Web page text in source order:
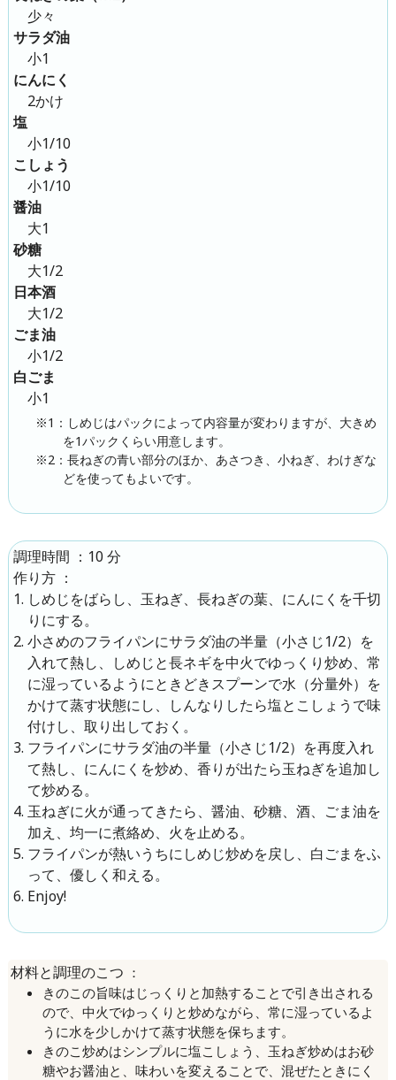
少々
サラダ油
小1
にんにく
2かけ
塩
小1/10
こしょう
小1/10
醤油
大1
砂糖
大1/2
日本酒
大1/2
ごま油
小1/2
白ごま
小1
※1：しめじはパックによって内容量が変わりますが、大きめ
を1パックくらい用意します。
※2：長ねぎの青い部分のほか、あさつき、小ねぎ、わけぎな
どを使ってもよいです。
調理時間 ： 10 分
作り方
：
しめじをばらし、玉ねぎ、長ねぎの葉、にんにくを千切
りにする。
小さめのフライパンにサラダ油の半量（小さじ1/2）を
入れて熱し、しめじと長ネギを中火でゆっくり炒め、常
に湿っているようにときどきスプーンで水（分量外）を
かけて蒸す状態にし、しんなりしたら塩とこしょうで味
付けし、取り出しておく。
フライパンにサラダ油の半量（小さじ1/2）を再度入れ
て熱し、にんにくを炒め、香りが出たら玉ねぎを追加し
て炒める。
玉ねぎに火が通ってきたら、醤油、砂糖、酒、ごま油を
加え、均一に煮絡め、火を止める。
フライパンが熱いうちにしめじ炒めを戻し、白ごまをふ
って、優しく和える。
Enjoy!
材料と調理のこつ
：
きのこの旨味はじっくりと加熱することで引き出される
ので、中火でゆっくりと炒めながら、常に湿っているよ
うに水を少しかけて蒸す状態を保ちます。
きのこ炒めはシンプルに塩こしょう、玉ねぎ炒めはお砂
糖やお醤油と、味わいを変えることで、混ぜたときにく